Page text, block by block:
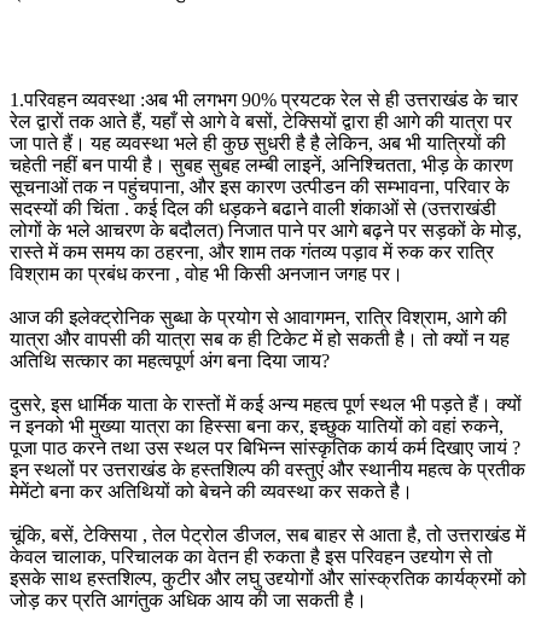
1.परिवहन व्यवस्था :अब भी लगभग 90% प्रयटक रेल से ही उत्तराखंड के चार
रेल द्वारों तक आते हैं, यहाँ से आगे वे बसों, टेक्सियों द्वारा ही आगे की यात्रा पर
जा पाते हैं। यह व्यवस्था भले ही कुछ सुधरी है है लेकिन, अब भी यात्रियों की
चहेती नहीं बन पायी है। सुबह सुबह लम्बी लाइनें, अनिश्चितता, भीड़ के कारण
सूचनाओं तक न पहुंचपाना, और इस कारण उत्पीडन की सम्भावना, परिवार के
सदस्यों की चिंता . कई दिल की धड़कने बढाने वाली शंकाओं से (उत्तराखंडी
लोगों के भले आचरण के बदौलत) निजात पाने पर आगे बढ़ने पर सड़कों के मोड़,
रास्ते में कम समय का ठहरना, और शाम तक गंतव्य पड़ाव में रुक कर रात्रि
विश्राम का प्रबंध करना , वोह भी किसी अनजान जगह पर।
आज की इलेक्ट्रोनिक सुब्धा के प्रयोग से आवागमन, रात्रि विश्राम, आगे की
यात्रा और वापसी की यात्रा सब क ही टिकेट में हो सकती है। तो क्यों न यह
अतिथि सत्कार का महत्वपूर्ण अंग बना दिया जाय?
दुसरे, इस धार्मिक याता के रास्तों में कई अन्य महत्व पूर्ण स्थल भी पड़ते हैं। क्यों
न इनको भी मुख्या यात्रा का हिस्सा बना कर, इच्छुक यातियों को वहां रुकने,
पूजा पाठ करने तथा उस स्थल पर बिभिन्न सांस्कृतिक कार्य कर्म दिखाए जायं ?
इन स्थलों पर उत्तराखंड के हस्तशिल्प की वस्तुएं और स्थानीय महत्व के प्रतीक
मेमेंटो बना कर अतिथियों को बेचने की व्यवस्था कर सकते है।
चूंकि, बसें, टेक्सिया , तेल पेट्रोल डीजल, सब बाहर से आता है, तो उत्तराखंड में
केवल चालाक, परिचालक का वेतन ही रुकता है इस परिवहन उद्द्योग से तो
इसके साथ हस्तशिल्प, कुटीर और लघु उद्द्योगों और सांस्क्रतिक कार्यक्रमों को
जोड़ कर प्रति आगंतुक अधिक आय की जा सकती है।